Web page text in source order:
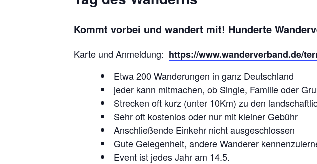
Kommt vorbei und wandert mit! Hunderte
Karte und Anmeldung: https://www.wanderverband.de/
Etwa 200 Wanderungen in ganz Deutschland
jeder kann mitmachen, ob Single, Familie oder
Strecken oft kurz (unter 10Km) zu den
Sehr oft kostenlos oder nur mit kleiner Gebühr
Anschließende Einkehr nicht ausgeschlossen
Gute Gelegenheit, andere Wanderer
Event ist jedes Jahr am 14.5.